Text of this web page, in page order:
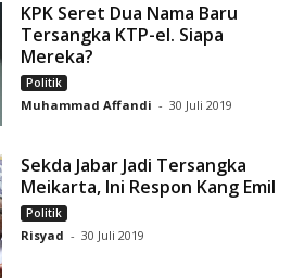
KPK Seret Dua Nama Baru
Tersangka KTP-el. Siapa
Mereka?
Politik
Muhammad Affandi - 30 Juli 2019
Sekda Jabar Jadi Tersangka
Meikarta, Ini Respon Kang Emil
Politik
Risyad - 30 Juli 2019